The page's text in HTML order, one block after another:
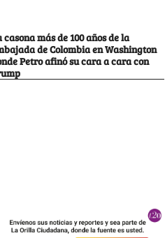
casona más de 100 años de la
de Colombia en Washington
Petro afinó su cara a cara con